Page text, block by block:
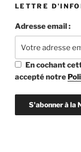
LETTRE
Adresse email :
En cochant
accepté notre